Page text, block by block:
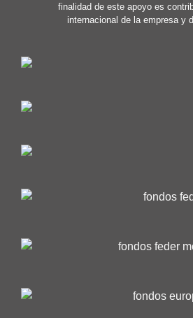
finalidad de este apoyo es
internacional de la empresa y